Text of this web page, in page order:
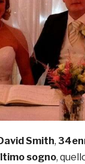
Smith,
sogno,